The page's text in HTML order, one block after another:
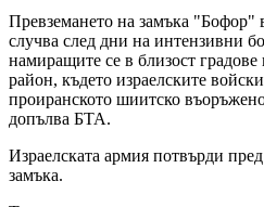
Превземането на замъка "Бофор"
случва след дни на интензивни
намиращите се в близост
район, където израелските
проиранското шиитско
допълва БТА.
Израелската армия потвърди
замъка.